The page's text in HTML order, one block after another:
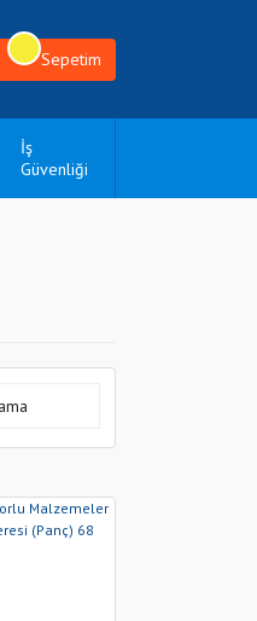
Sepetim
İş
Güvenliği